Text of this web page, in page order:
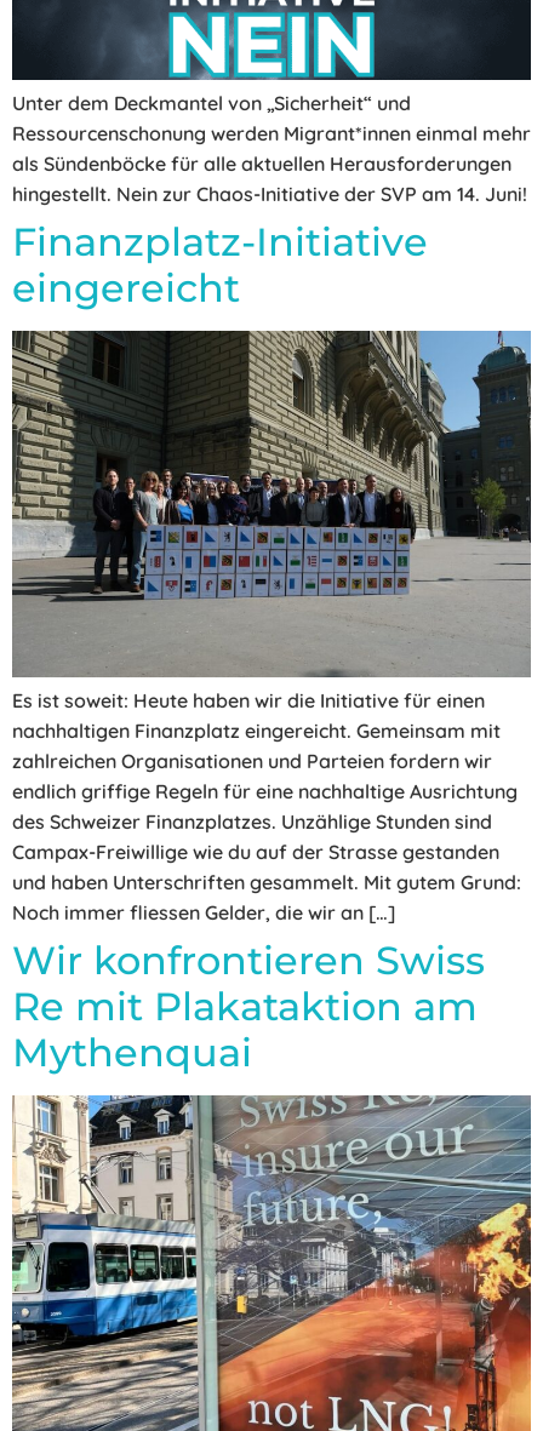
Unter dem Deckmantel von „Sicherheit“ und
Ressourcenschonung werden Migrant*innen einmal mehr
als Sündenböcke für alle aktuellen Herausforderungen
hingestellt. Nein zur Chaos-Initiative der SVP am 14. Juni!
Finanzplatz-Initiative
eingereicht
Es ist soweit: Heute haben wir die Initiative für einen
nachhaltigen Finanzplatz eingereicht. Gemeinsam mit
zahlreichen Organisationen und Parteien fordern wir
endlich griffige Regeln für eine nachhaltige Ausrichtung
des Schweizer Finanzplatzes. Unzählige Stunden sind
Campax-Freiwillige wie du auf der Strasse gestanden
und haben Unterschriften gesammelt. Mit gutem Grund:
Noch immer fliessen Gelder, die wir an […]
Wir konfrontieren Swiss
Re mit Plakataktion am
Mythenquai